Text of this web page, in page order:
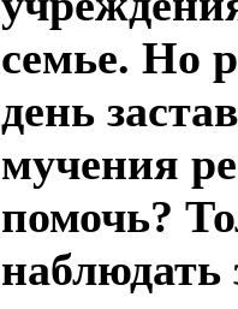
семье. Но
день
мучения
помочь?